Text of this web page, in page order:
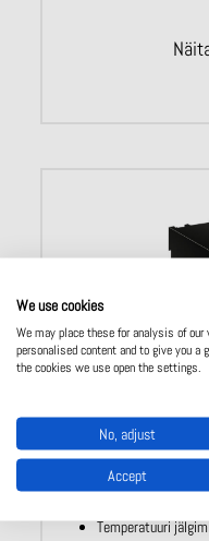
Kaht faasi
seade
3-faasilistele kuni
Temperatuuri
We use cookies
We may place these for analysis of
personalised content and to give you a
the cookies we use open the settings.
No, adjust
Accept